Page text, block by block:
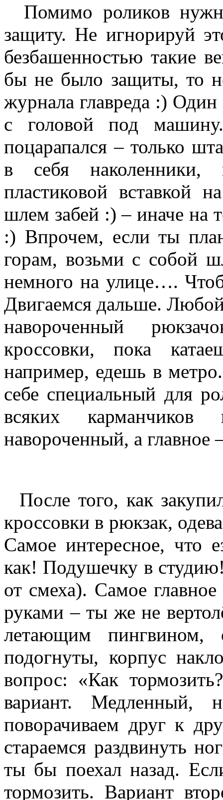
Помимо роликов
защиту. Не игнорируй
безбашенностью такие
бы не было защиты, то
журнала главреда :) Один
с головой под
поцарапался – только
в себя наколенники,
пластиковой вставкой
шлем забей :) – иначе на
:) Впрочем, если ты
горам, возьми с
немного на улице….
Двигаемся дальше.
навороченный
кроссовки, пока
например, едешь в
себе специальный для
всяких
навороченный, а главное
После того, как
кроссовки в рюкзак,
Самое интересное, что
как! Подушечку в
от смеха). Самое
руками – ты же не
летающим пингвином,
подогнуты, корпус
вопрос: «Как
вариант. Медленный,
поворачиваем друг к
стараемся раздвинуть
ты бы поехал назад.
тормозить. Вариант